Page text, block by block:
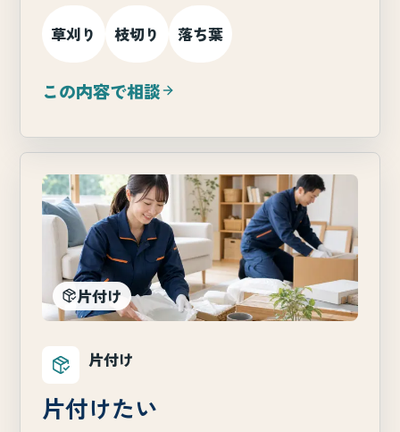
草刈り 枝切り 落ち葉
この内容で相談
片付け
片付け
片付けたい